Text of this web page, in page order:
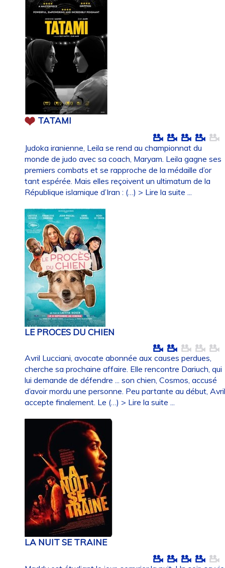
TATAMI
Judoka iranienne, Leila se rend au championnat du
monde de judo avec sa coach, Maryam. Leila gagne ses
premiers combats et se rapproche de la médaille d’or
tant espérée. Mais elles reçoivent un ultimatum de la
République islamique d’Iran : (…) > Lire la suite ...
LE PROCES DU CHIEN
Avril Lucciani, avocate abonnée aux causes perdues,
cherche sa prochaine affaire. Elle rencontre Dariuch, qui
lui demande de défendre ... son chien, Cosmos, accusé
d’avoir mordu une personne. Peu partante au début,
accepte finalement. Le (…) > Lire la suite ...
LA NUIT SE TRAINE